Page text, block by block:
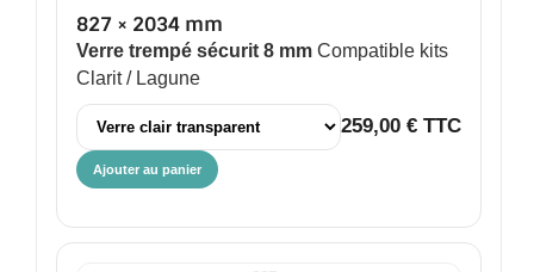
827 × 2034 mm
Verre trempé sécurit 8 mm Compatible kits
Clarit / Lagune
259,00 € TTC
Ajouter au panier